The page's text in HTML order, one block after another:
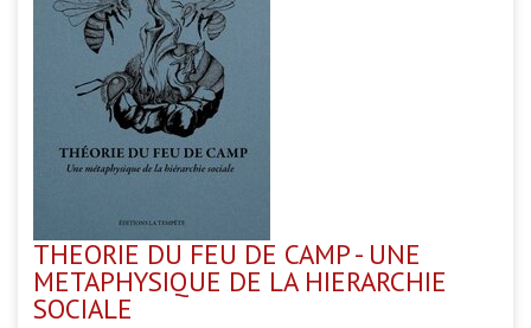
THEORIE DU FEU DE CAMP - UNE
METAPHYSIQUE DE LA HIERARCHIE
SOCIALE